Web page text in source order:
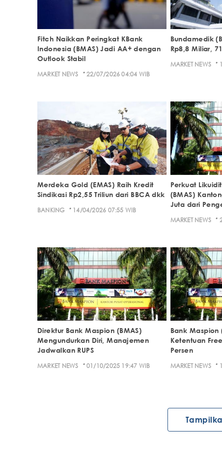
Fitch Naikkan Peringkat KBank
Indonesia (BMAS) Jadi AA+ dengan
Outlook Stabil
MARKET NEWS · 22/07/2026 04:04 WIB
Bundamedik
Rp8,8 Miliar,
MARKET NEWS ·
Merdeka Gold (EMAS) Raih Kredit
Sindikasi Rp2,55 Triliun dari BBCA dkk
BANKING · 14/04/2026 07:55 WIB
Perkuat
(BMAS)
Juta dari
MARKET NEWS ·
Direktur Bank Maspion (BMAS)
Mengundurkan Diri, Manajemen
Jadwalkan RUPS
MARKET NEWS · 01/10/2025 19:47 WIB
Bank Maspion
Ketentuan
Persen
MARKET NEWS ·